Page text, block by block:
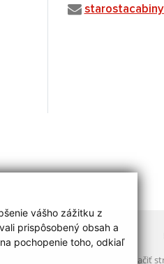
vášho zážitku z
prispôsobený obsah a
pochopenie toho, odkiaľ
Vytlačiť